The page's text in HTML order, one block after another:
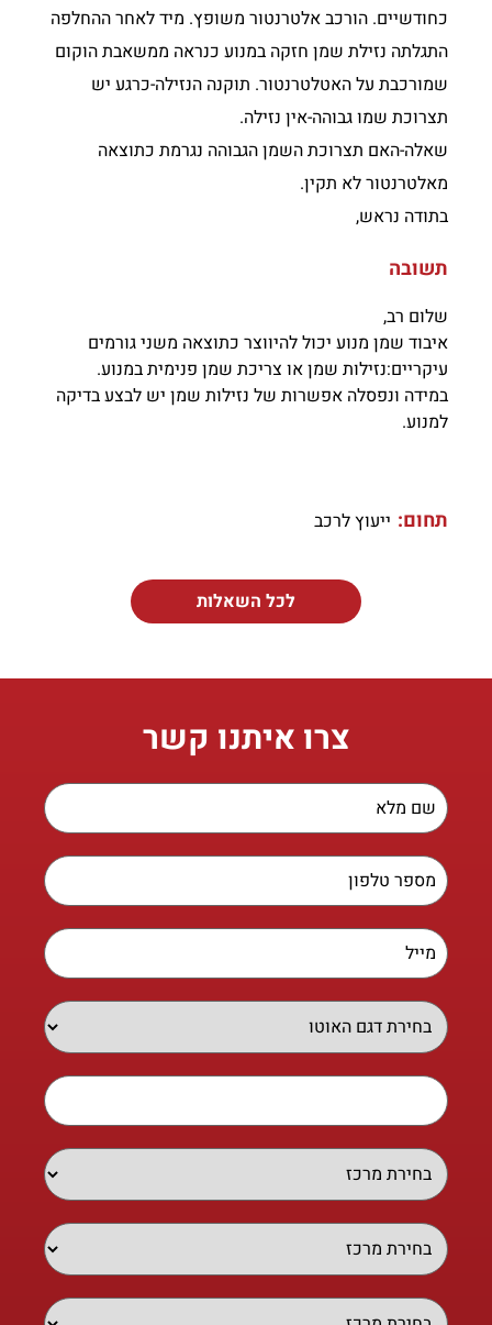
כחודשיים. הורכב אלטרנטור משופץ. מיד לאחר ההחלפה
התגלתה נזילת שמן חזקה במנוע כנראה ממשאבת הוקום
שמורכבת על האטלטרנטור. תוקנה הנזילה-כרגע יש
תצרוכת שמו גבוהה-אין נזילה.
שאלה-האם תצרוכת השמן הגבוהה נגרמת כתוצאה
מאלטרנטור לא תקין.
בתודה נראש,
תשובה
שלום רב,
איבוד שמן מנוע יכול להיווצר כתוצאה משני גורמים
עיקריים:נזילות שמן או צריכת שמן פנימית במנוע.
במידה ונפסלה אפשרות של נזילות שמן יש לבצע בדיקה
למנוע.
תחום: ייעוץ לרכב
לכל השאלות
צרו איתנו קשר